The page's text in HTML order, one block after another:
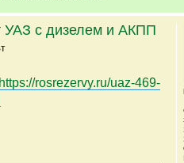
УАЗ с дизелем и АКПП
https://rosrezervy.ru/uaz-469-